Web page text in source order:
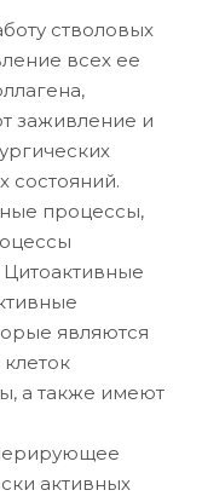
стволовых
всех ее
заживление и
состояний.
процессы,
являются
а также имеют
активных